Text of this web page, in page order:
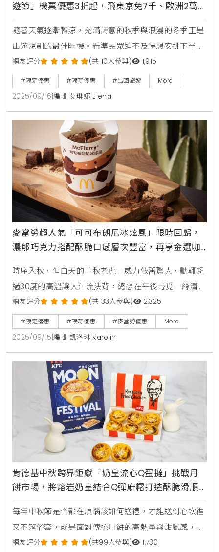
遊節」機票優惠3折起，飛東京免7千、歐洲2萬
有找，賞楓跟團全攻略
隨著天氣逐漸轉涼，充滿詩意的秋季與浪漫的冬季正是
出遊規劃的最佳時機。看準民眾迫不及待想安排下半年
假期的心情，線上旅遊平台易遊網搶在實體秋季旅展
前，宣布自9月16日起至9月24日止，盛大推出為期9天
的「暢秋旅遊節」線上旅展，全站旅遊商品下殺3折
起。活動不僅祭出機票與訂房滿萬現折9999元的超高
額度折扣碼，更有多款銅板價商品如9元日本eSIM卡、
99元饗食天堂餐券及999元日韓單程機票等限時秒殺活
動，
網友評分 (共110人參與) 1,915
#限定優惠 #限時優惠 #出國旅遊 More
2025/09/16 編輯 艾琳娜 Elena
麥當勞超人氣「可可布朗尼冰炫風」限時回歸，
濃郁巧克力搭配酥脆口感層次豐富，再享金選咖
啡買5送5超值優惠
時序入秋，但白天的「秋老虎」威力依舊驚人，動輒超
過30度的高溫讓人汗流浹背，總想在午後尋覓一絲清
涼，這時候來上一杯冰品無疑是生活中的小確幸。許多
甜品愛好者與麥當勞粉絲心心念念的超人氣冰品「可可
布朗尼冰炫風」聽見了大家的呼喚，即將在9月17日經
典回歸，準備以其獨特的苦甜巧克力風味，為這個炎熱
的初秋帶來最療癒的味蕾享受。大人系甜品回歸「可可
布朗尼冰炫風」的多層次魅力這款「可可布朗尼冰炫
風」之所以能成為
網友評分 (共133人參與) 2,325
#限定優惠 #限時優惠 #麥當勞優惠 More
2025/09/15 編輯 凱洛琳 Karolin
肯德基中秋跨界鉅獻「奶皇流心Q蛋撻」挑戰月
餅市場，將熔岩奶皇結合Q彈麻糬打造酥脆滑順
彈嫩三重口感顛覆你對節慶甜點的想像
每年中秋節是否都在煩惱該如何送禮，才能送到心坎裡
又不落俗套，或是面對傳統月餅的高熱量與甜膩感，總
讓你有些卻步，速食業龍頭肯德基似乎聽見了消費者的
網友評分 (共99人參與) 1,730